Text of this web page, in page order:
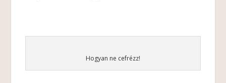
Hogyan ne cefrézz!